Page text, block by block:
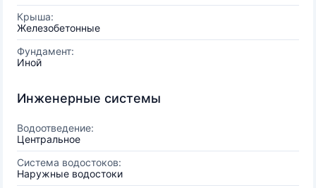
Крыша:
Железобетонные
Фундамент:
Иной
Инженерные системы
Водоотведение:
Центральное
Система водостоков:
Наружные водостоки